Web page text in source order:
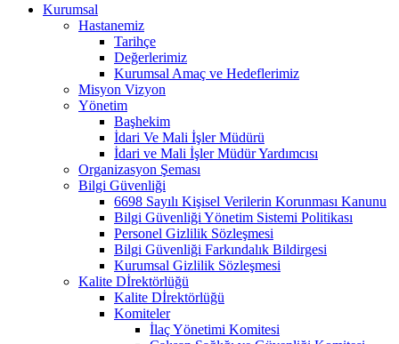
Kurumsal
Hastanemiz
Tarihçe
Değerlerimiz
Kurumsal Amaç ve Hedeflerimiz
Misyon Vizyon
Yönetim
Başhekim
İdari Ve Mali İşler Müdürü
İdari ve Mali İşler Müdür Yardımcısı
Organizasyon Şeması
Bilgi Güvenliği
6698 Sayılı Kişisel Verilerin Korunması Kanunu
Bilgi Güvenliği Yönetim Sistemi Politikası
Personel Gizlilik Sözleşmesi
Bilgi Güvenliği Farkındalık Bildirgesi
Kurumsal Gizlilik Sözleşmesi
Kalite Dİrektörlüğü
Kalite Dİrektörlüğü
Komiteler
İlaç Yönetimi Komitesi